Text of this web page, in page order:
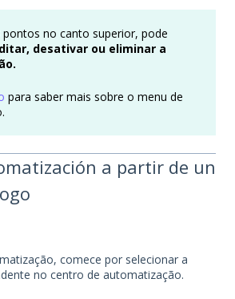
pontos no canto superior, pode
desativar ou eliminar a
para saber mais sobre o menu de
a partir de un
comece por selecionar a
no centro de automatização.